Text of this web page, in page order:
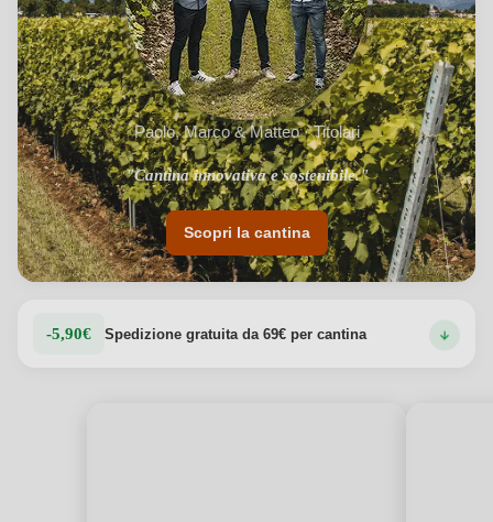
Paolo, Marco & Matteo · Titolari
"Cantina innovativa e sostenibile."
Scopri la cantina
-5,90€ Spedizione gratuita da 69€ per cantina